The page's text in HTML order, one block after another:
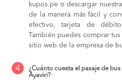
kupos.pe o descargar
de la manera más fácil y
efectivo, tarjeta de
También puedes comprar
sitio web de la empresa de
4
¿Cuánto cuesta el pasaje de
Ayaviri?